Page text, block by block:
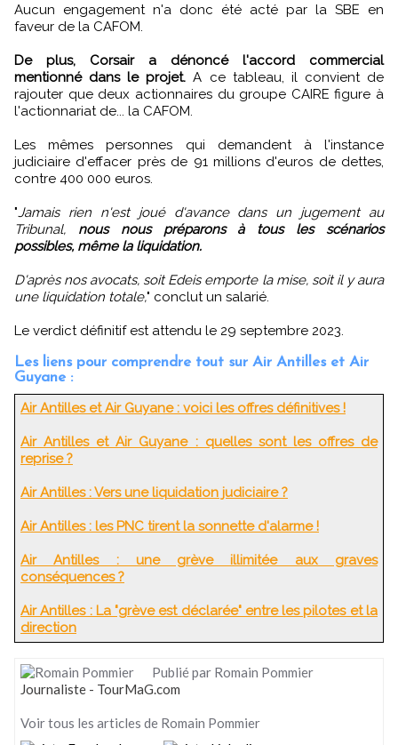
Aucun engagement n'a donc été acté par la SBE en
faveur de la CAFOM.
De plus, Corsair a dénoncé l'accord commercial
mentionné dans le projet. A ce tableau, il convient de
rajouter que deux actionnaires du groupe CAIRE figure à
l'actionnariat de... la CAFOM.
Les mêmes personnes qui demandent à l'instance
judiciaire d'effacer près de 91 millions d'euros de dettes,
contre 400 000 euros.
"Jamais rien n'est joué d'avance dans un jugement au
Tribunal, nous nous préparons à tous les scénarios
possibles, même la liquidation.
D'après nos avocats, soit Edeis emporte la mise, soit il y aura
une liquidation totale," conclut un salarié.
Le verdict définitif est attendu le 29 septembre 2023.
Les liens pour comprendre tout sur Air Antilles et Air
Guyane :
Air Antilles et Air Guyane : voici les offres définitives !
Air Antilles et Air Guyane : quelles sont les offres de
reprise ?
Air Antilles : Vers une liquidation judiciaire ?
Air Antilles : les PNC tirent la sonnette d'alarme !
Air Antilles : une grève illimitée aux graves
conséquences ?
Air Antilles : La "grève est déclarée" entre les pilotes et la
direction
Publié par Romain Pommier
Journaliste - TourMaG.com
Voir tous les articles de Romain Pommier